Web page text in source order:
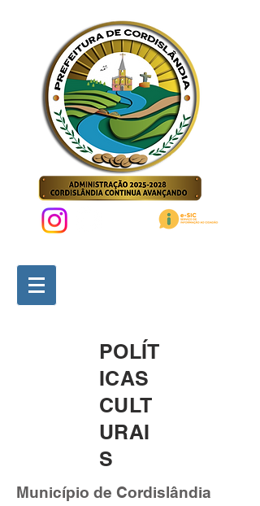
POLÍT
ICAS
CULT
URAI
S
Município de Cordislândia